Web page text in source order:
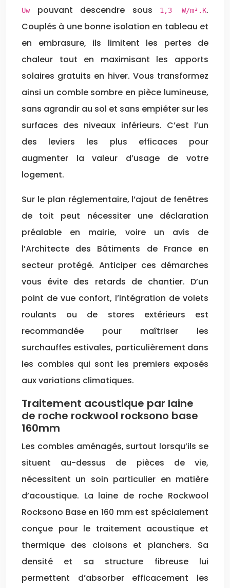
Uwpouvant descendre sous 1,3 W/m².K.
Couplés à une bonne isolation en tableau et
en embrasure, ils limitent les pertes de
chaleur tout en maximisant les apports
solaires gratuits en hiver. Vous transformez
ainsi un comble sombre en pièce lumineuse,
sans agrandir au sol et sans empiéter sur les
surfaces des niveaux inférieurs. C’est l’un
des leviers les plus efficaces pour
augmenter la valeur d’usage de votre
logement.
Sur le plan réglementaire, l’ajout de fenêtres
de toit peut nécessiter une déclaration
préalable en mairie, voire un avis de
l’Architecte des Bâtiments de France en
secteur protégé. Anticiper ces démarches
vous évite des retards de chantier. D’un
point de vue confort, l’intégration de volets
roulants ou de stores extérieurs est
recommandée pour maîtriser les
surchauffes estivales, particulièrement dans
les combles qui sont les premiers exposés
aux variations climatiques.
Traitement acoustique par laine
de roche rockwool rocksono base
160mm
Les combles aménagés, surtout lorsqu’ils se
situent au-dessus de pièces de vie,
nécessitent un soin particulier en matière
d’acoustique. La laine de roche Rockwool
Rocksono Base en 160 mm est spécialement
conçue pour le traitement acoustique et
thermique des cloisons et planchers. Sa
densité et sa structure fibreuse lui
permettent d’absorber efficacement les